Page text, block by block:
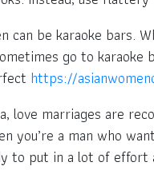
be karaoke bars.
go to
https://
love marriages are
you’re a man who
to put in a lot of effort